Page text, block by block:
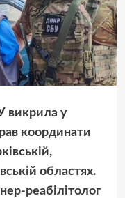
викрила у
координати
областях.
реабілітолог